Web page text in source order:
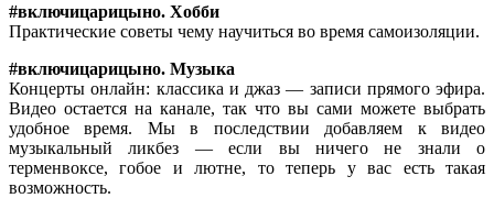
#включицарицыно. Хобби
Практические советы чему научиться во время самоизоляции.
#включицарицыно. Музыка
Концерты онлайн: классика и джаз — записи прямого эфира.
Видео остается на канале, так что вы сами можете выбрать
удобное время. Мы в последствии добавляем к видео
музыкальный ликбез — если вы ничего не знали о
терменвоксе, гобое и лютне, то теперь у вас есть такая
возможность.